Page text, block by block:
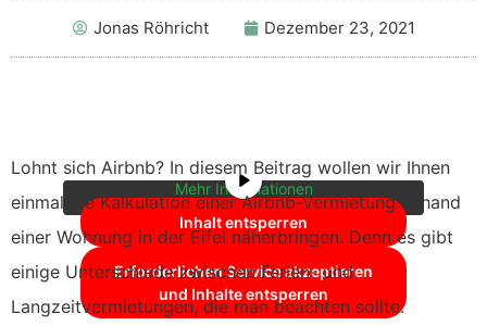
Jonas Röhricht Dezember 23, 2021
an Drittanbieter weitergegeben werden.
Mehr Informationen
Inhalt entsperren
Erforderlichen Service akzeptieren
und Inhalte entsperren
Lohnt sich Airbnb? In diesem Beitrag wollen wir Ihnen
einmal die Kalkulation einer Airbnb-Vermietung anhand
einer Wohnung in der Eifel näherbringen. Denn es gibt
einige Unterschiede zwischen Ferien- und
Langzeitvermietungen, die man beachten sollte.